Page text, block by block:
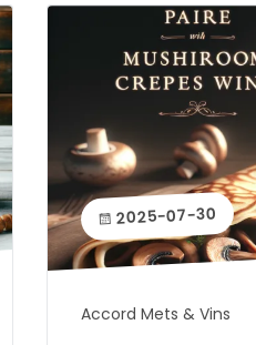
2025-07-30
Accord Mets & Vins